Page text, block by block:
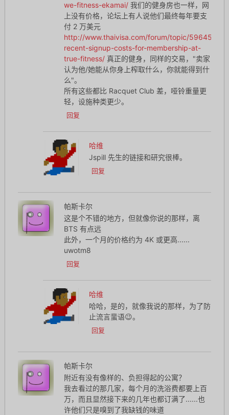
we-fitness-ekamai/我们的健身房也一样，网
上没有价格，论坛上有人说他们最终每年要支
付 2 万美元
http://www.thaivisa.com/forum/topic/596452-
recent-signup-costs-for-membership-at-
true-fitness/真正的健身，同样的交易，"卖家
认为他/她能从你身上榨取什么，你就能得到什
么"。
所有这些都比 Racquet Club 差，哑铃重量更
轻，设施种类更少。
回复
哈维
Jspill 先生的链接和研究很棒。
回复
帕斯卡尔
这是个不错的地方，但就像你说的那样，离
BTS 有点远
此外，一个月的价格约为 4K 或更高......
uwotm8
回复
哈维
哈哈，是的，就像我说的那样，为了防
止流言蜚语😉。
回复
帕斯卡尔
附近有没有像样的、负担得起的公寓？
我去看过的那几家，每个月的洗浴费都要上百
万，而且显然接下来的几年也都订满了......也
许他们只是嗅到了我缺钱的味道